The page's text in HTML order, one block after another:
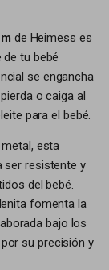
de Heimess es
tu bebé
se engancha
o caiga al
para el bebé.
esta
ser resistente y
del bebé.
fomenta la
bajo los
su precisión y